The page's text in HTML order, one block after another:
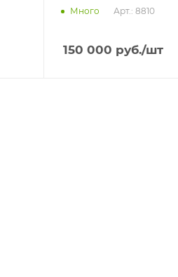
Много Арт.: 8810
150 000 руб./шт